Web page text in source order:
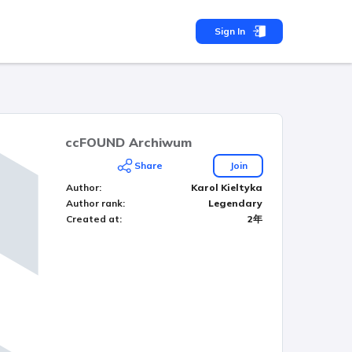
Sign In
ccFOUND Archiwum
Share
Join
Author:
Karol Kieltyka
Author rank:
Legendary
Created at: 2年